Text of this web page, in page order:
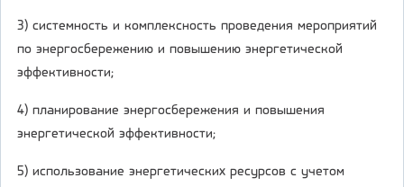
3) системность и комплексность проведения мероприятий
по энергосбережению и повышению энергетической
эффективности;
4) планирование энергосбережения и повышения
энергетической эффективности;
5) использование энергетических ресурсов с учетом